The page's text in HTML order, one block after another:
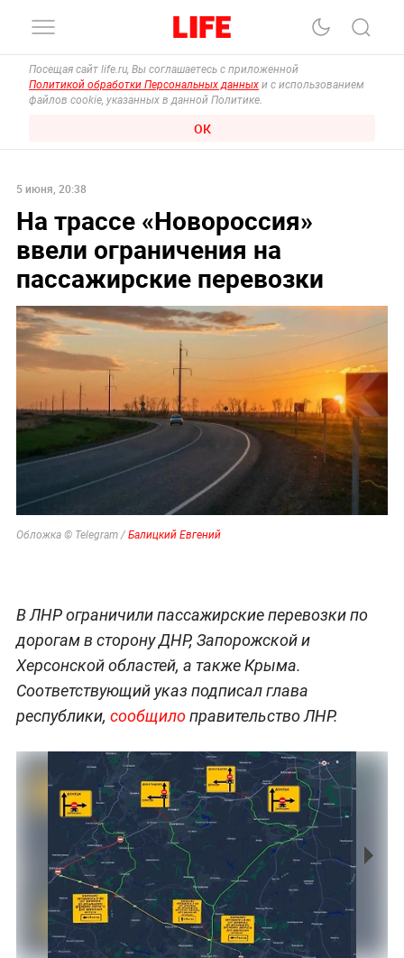
Посещая сайт life.ru, Вы соглашаетесь с приложенной
Политикой обработки Персональных данных и с использованием
файлов cookie, указанных в данной Политике.
ОК
5 июня, 20:38
На трассе «Новороссия»
ввели ограничения на
пассажирские перевозки
Обложка © Telegram / Балицкий Евгений
В ЛНР ограничили пассажирские перевозки по
дорогам в сторону ДНР, Запорожской и
Херсонской областей, а также Крыма.
Соответствующий указ подписал глава
республики, сообщилоправительство ЛНР.